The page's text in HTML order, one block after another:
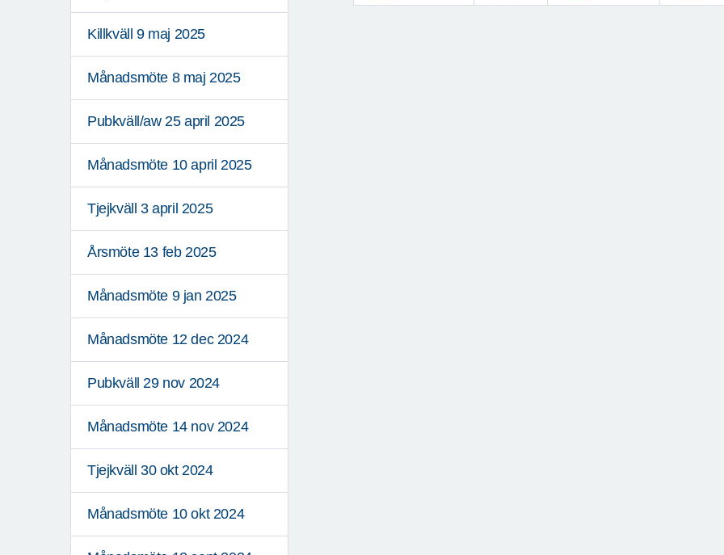
Killkväll 9 maj 2025
Månadsmöte 8 maj 2025
Pubkväll/aw 25 april 2025
Månadsmöte 10 april 2025
Tjejkväll 3 april 2025
Årsmöte 13 feb 2025
Månadsmöte 9 jan 2025
Månadsmöte 12 dec 2024
Pubkväll 29 nov 2024
Månadsmöte 14 nov 2024
Tjejkväll 30 okt 2024
Månadsmöte 10 okt 2024